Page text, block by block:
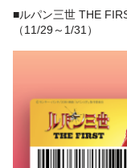
■ルパン三世 THE
（11/29～1/31）